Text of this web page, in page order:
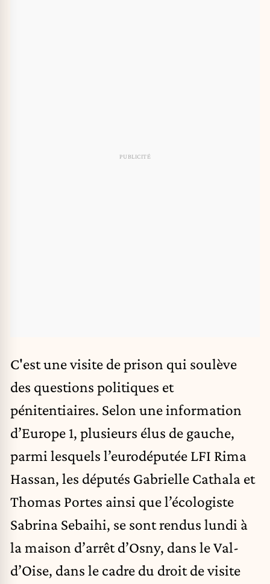
C'est une visite de prison qui soulève
des questions politiques et
pénitentiaires. Selon une information
d’Europe 1, plusieurs élus de gauche,
parmi lesquels l’eurodéputée LFI Rima
Hassan, les députés Gabrielle Cathala et
Thomas Portes ainsi que l’écologiste
Sabrina Sebaihi, se sont rendus lundi à
la maison d’arrêt d’Osny, dans le Val-
d’Oise, dans le cadre du droit de visite